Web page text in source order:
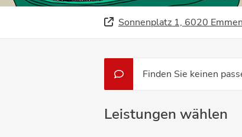
Sonnenplatz 1, 6020
Finden Sie keinen
Leistungen wählen